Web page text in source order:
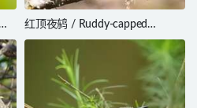
红顶夜鸫 / Ruddy-capped
Nightingale-Thrush / Catharus